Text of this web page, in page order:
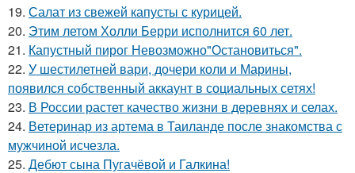
19. Салат из свежей капусты с курицей.
20. Этим летом Холли Берри исполнится 60 лет.
21. Капустный пирог Невозможно"Остановиться".
22. У шестилетней вари, дочери коли и Марины,
появился собственный аккаунт в социальных сетях!
23. В России растет качество жизни в деревнях и селах.
24. Ветеринар из артема в Таиланде после знакомства с
мужчиной исчезла.
25. Дебют сына Пугачёвой и Галкина!